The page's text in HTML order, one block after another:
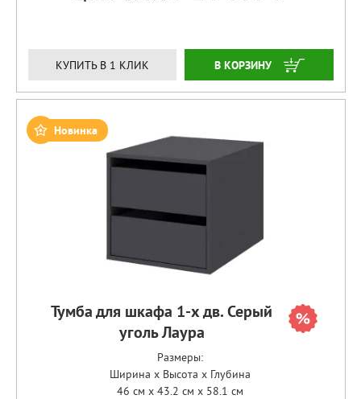
КУПИТЬ В 1 КЛИК ЗАКАЗАТЬ
Новинка
Тумба для шкафа 1-х дв. Серый
уголь Лаура
Размеры:
Ширина x Высота x Глубина
46 см x 43.2 см x 58.1 см